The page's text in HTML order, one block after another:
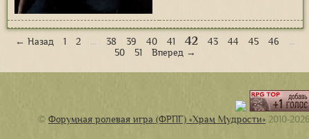
← Назад 1 2 … 38 39 40 41 42 43 44 45 46
…
50
51 Вперед →
© Форумная ролевая игра (ФРПГ) «Храм Мудрости» 2010-